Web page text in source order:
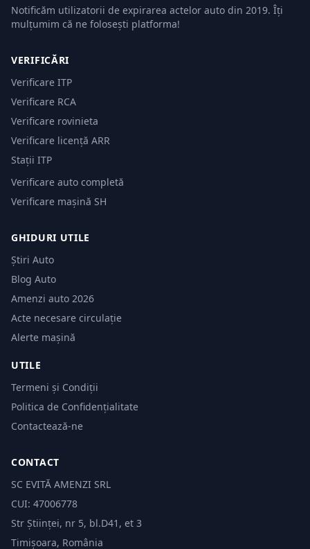
Notificăm utilizatorii de expirarea actelor auto din 2019. Îți
mulțumim că ne folosești platforma!
VERIFICĂRI
Verificare ITP
Verificare RCA
Verificare rovinieta
Verificare licență ARR
Stații ITP
Verificare auto completă
Verificare mașină SH
GHIDURI UTILE
Știri Auto
Blog Auto
Amenzi auto 2026
Acte necesare circulație
Alerte mașină
UTILE
Termeni și Condiții
Politica de Confidențialitate
Contactează-ne
CONTACT
SC EVITĂ AMENZI SRL
CUI: 47006778
Str Științei, nr 5, bl.D41, et 3
Timișoara, România